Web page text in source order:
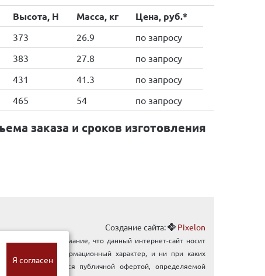
Высота, H Масса, кг Цена, руб.*
373 26.9
по запросу
383 27.8
по запросу
431 41.3
по запросу
465 54 по запросу
заказа и сроков изготовления
Создание сайта: Pixelon
Обращаем Ваше внимание, что данный интернет-сайт носит
исключительно информационный характер, и ни при каких
условиях не является публичной офертой, определяемой
Я согласен